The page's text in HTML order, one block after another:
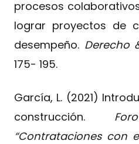
procesos
lograr proyectos de
desempeño. Derecho
175- 195.
García, L. (2021)
construcción.
“Contrataciones con